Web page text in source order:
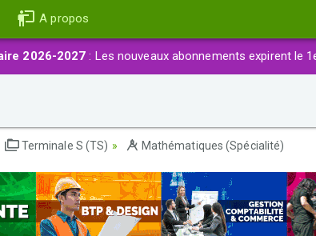
A propos
2026-2027 : Les nouveaux abonnements expirent le
Terminale S (TS) Mathématiques (Spécialité)